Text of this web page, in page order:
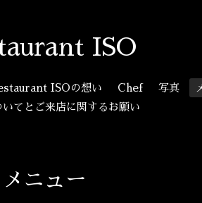
ISO
ISOの想い Chef 写真
いてとご来店に関するお願い
メニュー